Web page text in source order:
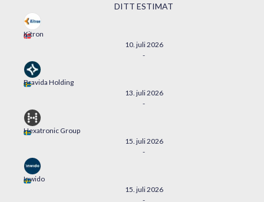
DITT ESTIMAT
Kitron
10. juli 2026
-
Bravida Holding
13. juli 2026
-
Hexatronic Group
15. juli 2026
-
Inwido
15. juli 2026
-